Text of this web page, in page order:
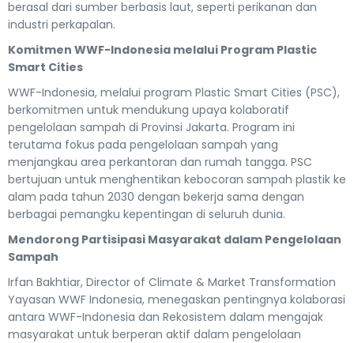
berasal dari sumber berbasis laut, seperti perikanan dan
industri perkapalan.
Komitmen WWF-Indonesia melalui Program Plastic
Smart Cities
WWF-Indonesia, melalui program Plastic Smart Cities (PSC),
berkomitmen untuk mendukung upaya kolaboratif
pengelolaan sampah di Provinsi Jakarta. Program ini
terutama fokus pada pengelolaan sampah yang
menjangkau area perkantoran dan rumah tangga. PSC
bertujuan untuk menghentikan kebocoran sampah plastik ke
alam pada tahun 2030 dengan bekerja sama dengan
berbagai pemangku kepentingan di seluruh dunia.
Mendorong Partisipasi Masyarakat dalam Pengelolaan
Sampah
Irfan Bakhtiar, Director of Climate & Market Transformation
Yayasan WWF Indonesia, menegaskan pentingnya kolaborasi
antara WWF-Indonesia dan Rekosistem dalam mengajak
masyarakat untuk berperan aktif dalam pengelolaan